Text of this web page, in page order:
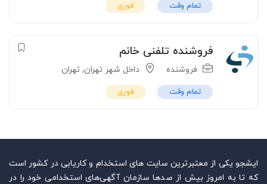
تمام وقت فوری
فروشنده تلفنی خانم
فروشنده داخل شهر تهران, تهران
تمام وقت فوری
ایشجو یکی از معتبرترین سایت‌ های استخدام و کاریابی در کشور است
که تا به امروز بیش از صدها سازمان آگهی‌های استخدامی خود را در